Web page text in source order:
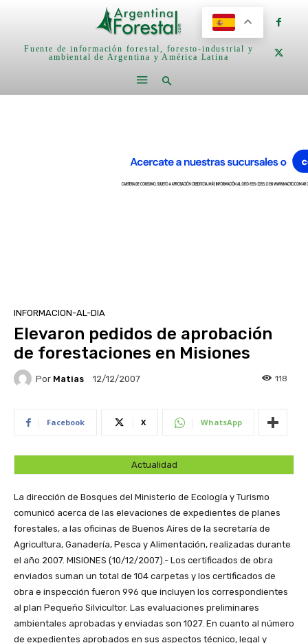
Fuente de información forestal, foresto-industrial y
ambiental de Argentina y América Latina
INFORMACION-AL-DIA
Elevaron pedidos de aprobación
de forestaciones en Misiones
Por Matias 12/12/2007 118
Facebook X WhatsApp
Actualidad
La dirección de Bosques del Ministerio de Ecología y Turismo
comunicó acerca de las elevaciones de expedientes de planes
forestales, a las oficinas de Buenos Aires de la secretaría de
Agricultura, Ganadería, Pesca y Alimentación, realizadas durante
el año 2007. MISIONES (10/12/2007).- Los certificados de obra
enviados suman un total de 104 carpetas y los certificados de
obra e inspección fueron 996 que incluyen los correspondientes
al plan Pequeño Silvicultor. Las evaluaciones preliminares
ambientales aprobadas y enviadas son 1027. En cuanto al número
de expedientes aprobados en sus aspectos técnico, legal y